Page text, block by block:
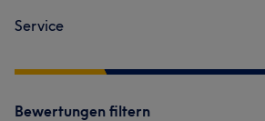
Service
Bewertungen filtern